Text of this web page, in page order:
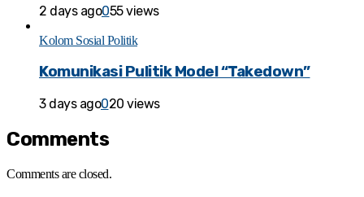
2 days ago055 views
Kolom Sosial Politik
Komunikasi Pulitik Model “Takedown”
3 days ago020 views
Comments
Comments are closed.